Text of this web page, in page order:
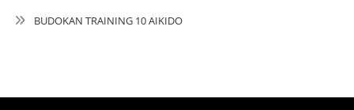
BUDOKAN TRAINING 10 AIKIDO